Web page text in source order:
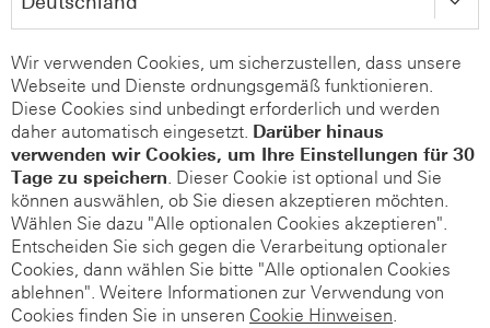
Wir verwenden Cookies, um sicherzustellen, dass unsere
Webseite und Dienste ordnungsgemäß funktionieren.
Diese Cookies sind unbedingt erforderlich und werden
daher automatisch eingesetzt. Darüber hinaus
verwenden wir Cookies, um Ihre Einstellungen für 30
Tage zu speichern. Dieser Cookie ist optional und Sie
können auswählen, ob Sie diesen akzeptieren möchten.
Wählen Sie dazu "Alle optionalen Cookies akzeptieren".
Entscheiden Sie sich gegen die Verarbeitung optionaler
Cookies, dann wählen Sie bitte "Alle optionalen Cookies
ablehnen". Weitere Informationen zur Verwendung von
Cookies finden Sie in unseren Cookie Hinweisen.